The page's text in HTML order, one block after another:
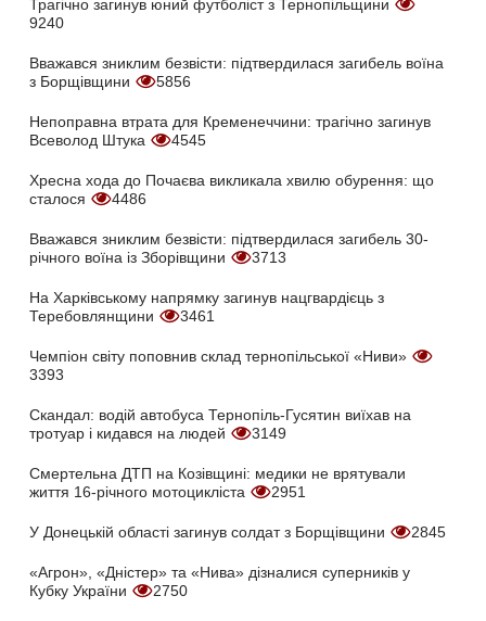
Трагічно загинув юний футболіст з Тернопільщини
9240
Вважався зниклим безвісти: підтвердилася загибель воїна
з Борщівщини
5856
Непоправна втрата для Кременеччини: трагічно загинув
Всеволод Штука
4545
Хресна хода до Почаєва викликала хвилю обурення: що
сталося
4486
Вважався зниклим безвісти: підтвердилася загибель 30-
річного воїна із Зборівщини
3713
На Харківському напрямку загинув нацгвардієць з
Теребовлянщини
3461
Чемпіон світу поповнив склад тернопільської «Ниви»
3393
Скандал: водій автобуса Тернопіль-Гусятин виїхав на
тротуар і кидався на людей
3149
Смертельна ДТП на Козівщині: медики не врятували
життя 16-річного мотоцикліста
2951
У Донецькій області загинув солдат з Борщівщини 2845
«Агрон», «Дністер» та «Нива» дізналися суперників у
Кубку України
2750